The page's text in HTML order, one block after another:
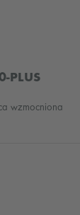
PLUS
wzmocniona